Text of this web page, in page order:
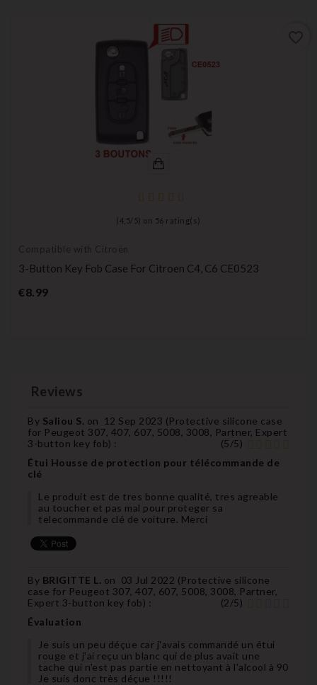
( 4,5/ 5) on 56 rating(s)
Compatible with Citroën
3-Button Key Fob Case For Citroen C4, C6 CE0523
€8.99Price
Reviews
By Saliou S. on 12 Sep 2023 (Protective silicone case
for Peugeot 307, 407, 607, 5008, 3008, Partner, Expert
3-button key fob) : (5/5)
Étui Housse de protection pour télécommande de
clé
Le produit est de tres bonne qualité, tres agreable
au toucher et pas mal pour proteger sa
telecommande clé de voiture. Merci
By BRIGITTE L. on 03 Jul 2022 (Protective silicone
case for Peugeot 307, 407, 607, 5008, 3008, Partner,
Expert 3-button key fob) : (2/5)
Évaluation
Je suis un peu déçue car j'avais commandé un étui
rouge et j'ai reçu un blanc qui de plus avait une
tache qui n'est pas partie en nettoyant à l'alcool à 90
Je suis donc très déçue !!!!!